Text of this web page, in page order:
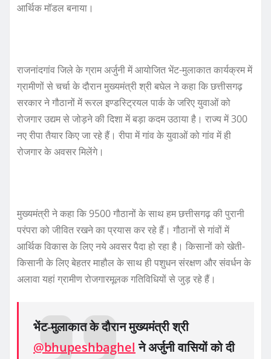
आर्थिक मॉडल बनाया।
राजनांदगांव जिले के ग्राम अर्जुनी में आयोजित भेंट-मुलाकात कार्यक्रम में
ग्रामीणों से चर्चा के दौरान मुख्यमंत्री श्री बघेल ने कहा कि छत्तीसगढ़
सरकार ने गौठानों में रूरल इण्डस्ट्रियल पार्क के जरिए युवाओं को
रोजगार उद्यम से जोड़ने की दिशा में बड़ा कदम उठाया है। राज्य में 300
नए रीपा तैयार किए जा रहे हैं। रीपा में गांव के युवाओं को गांव में ही
रोजगार के अवसर मिलेंगे।
मुख्यमंत्री ने कहा कि 9500 गौठानों के साथ हम छत्तीसगढ़ की पुरानी
परंपरा को जीवित रखने का प्रयास कर रहे हैं। गौठानों से गांवों में
आर्थिक विकास के लिए नये अवसर पैदा हो रहा है। किसानों को खेती-
किसानी के लिए बेहतर माहौल के साथ ही पशुधन संरक्षण और संवर्धन के
अलावा यहां ग्रामीण रोजगारमूलक गतिविधियों से जुड़ रहे हैं।
भेंट-मुलाकात के दौरान मुख्यमंत्री श्री
@bhupeshbaghel ने अर्जुनी वासियों को दी